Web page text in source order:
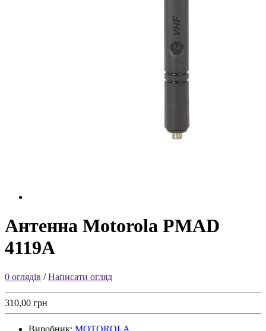
Антенна Motorola PMAD
4119A
0 оглядів /Написати огляд
310,00 грн
Виробник: MOTOROLA